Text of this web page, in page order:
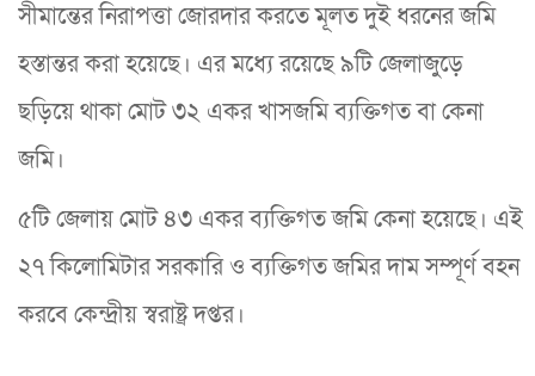
সীমান্তের নিরাপত্তা জোরদার করতে মূলত দুই ধরনের জমি
হস্তান্তর করা হয়েছে। এর মধ্যে রয়েছে ৯টি জেলাজুড়ে
ছড়িয়ে থাকা মোট ৩২ একর খাসজমি ব্যক্তিগত বা কেনা
জমি।
৫টি জেলায় মোট ৪৩ একর ব্যক্তিগত জমি কেনা হয়েছে। এই
২৭ কিলোমিটার সরকারি ও ব্যক্তিগত জমির দাম সম্পূর্ণ বহন
করবে কেন্দ্রীয় স্বরাষ্ট্র দপ্তর।